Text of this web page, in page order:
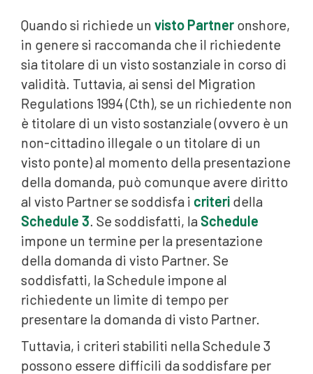
Quando si richiede un visto Partner onshore,
in genere si raccomanda che il richiedente
sia titolare di un visto sostanziale in corso di
validità. Tuttavia, ai sensi del Migration
Regulations 1994 (Cth), se un richiedente non
è titolare di un visto sostanziale (ovvero è un
non-cittadino illegale o un titolare di un
visto ponte) al momento della presentazione
della domanda, può comunque avere diritto
al visto Partner se soddisfa i criteri della
Schedule 3. Se soddisfatti, la Schedule
impone un termine per la presentazione
della domanda di visto Partner. Se
soddisfatti, la Schedule impone al
richiedente un limite di tempo per
presentare la domanda di visto Partner.
Tuttavia, i criteri stabiliti nella Schedule 3
possono essere difficili da soddisfare per